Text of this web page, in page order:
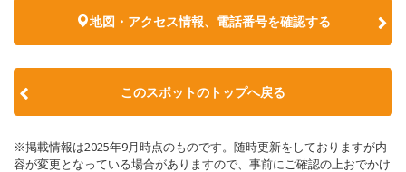
地図・アクセス情報、電話番号を確認する
このスポットのトップへ戻る
※掲載情報は2025年9月時点のものです。随時更新をしておりますが内
容が変更となっている場合がありますので、事前にご確認の上おでかけ